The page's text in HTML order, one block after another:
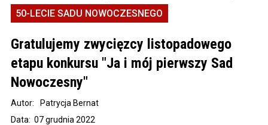
50-LECIE SADU NOWOCZESNEGO
Gratulujemy zwycięzcy listopadowego
etapu konkursu "Ja i mój pierwszy Sad
Nowoczesny"
Data: 07 grudnia 2022
Autor: Patrycja Bernat